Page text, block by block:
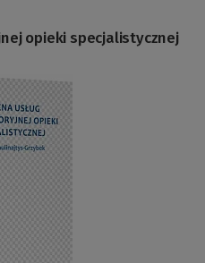
opieki specjalistycznej